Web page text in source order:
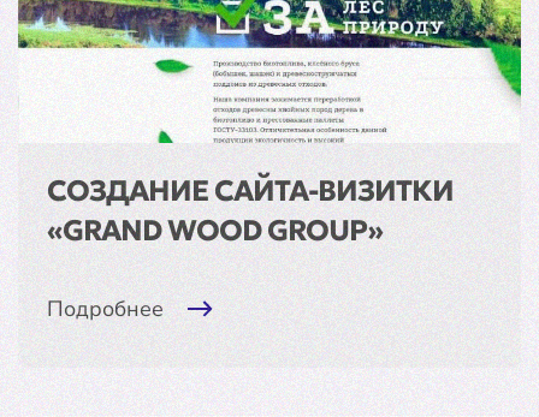
СОЗДАНИЕ САЙТА-ВИЗИТКИ
«GRAND WOOD GROUP»
Подробнее